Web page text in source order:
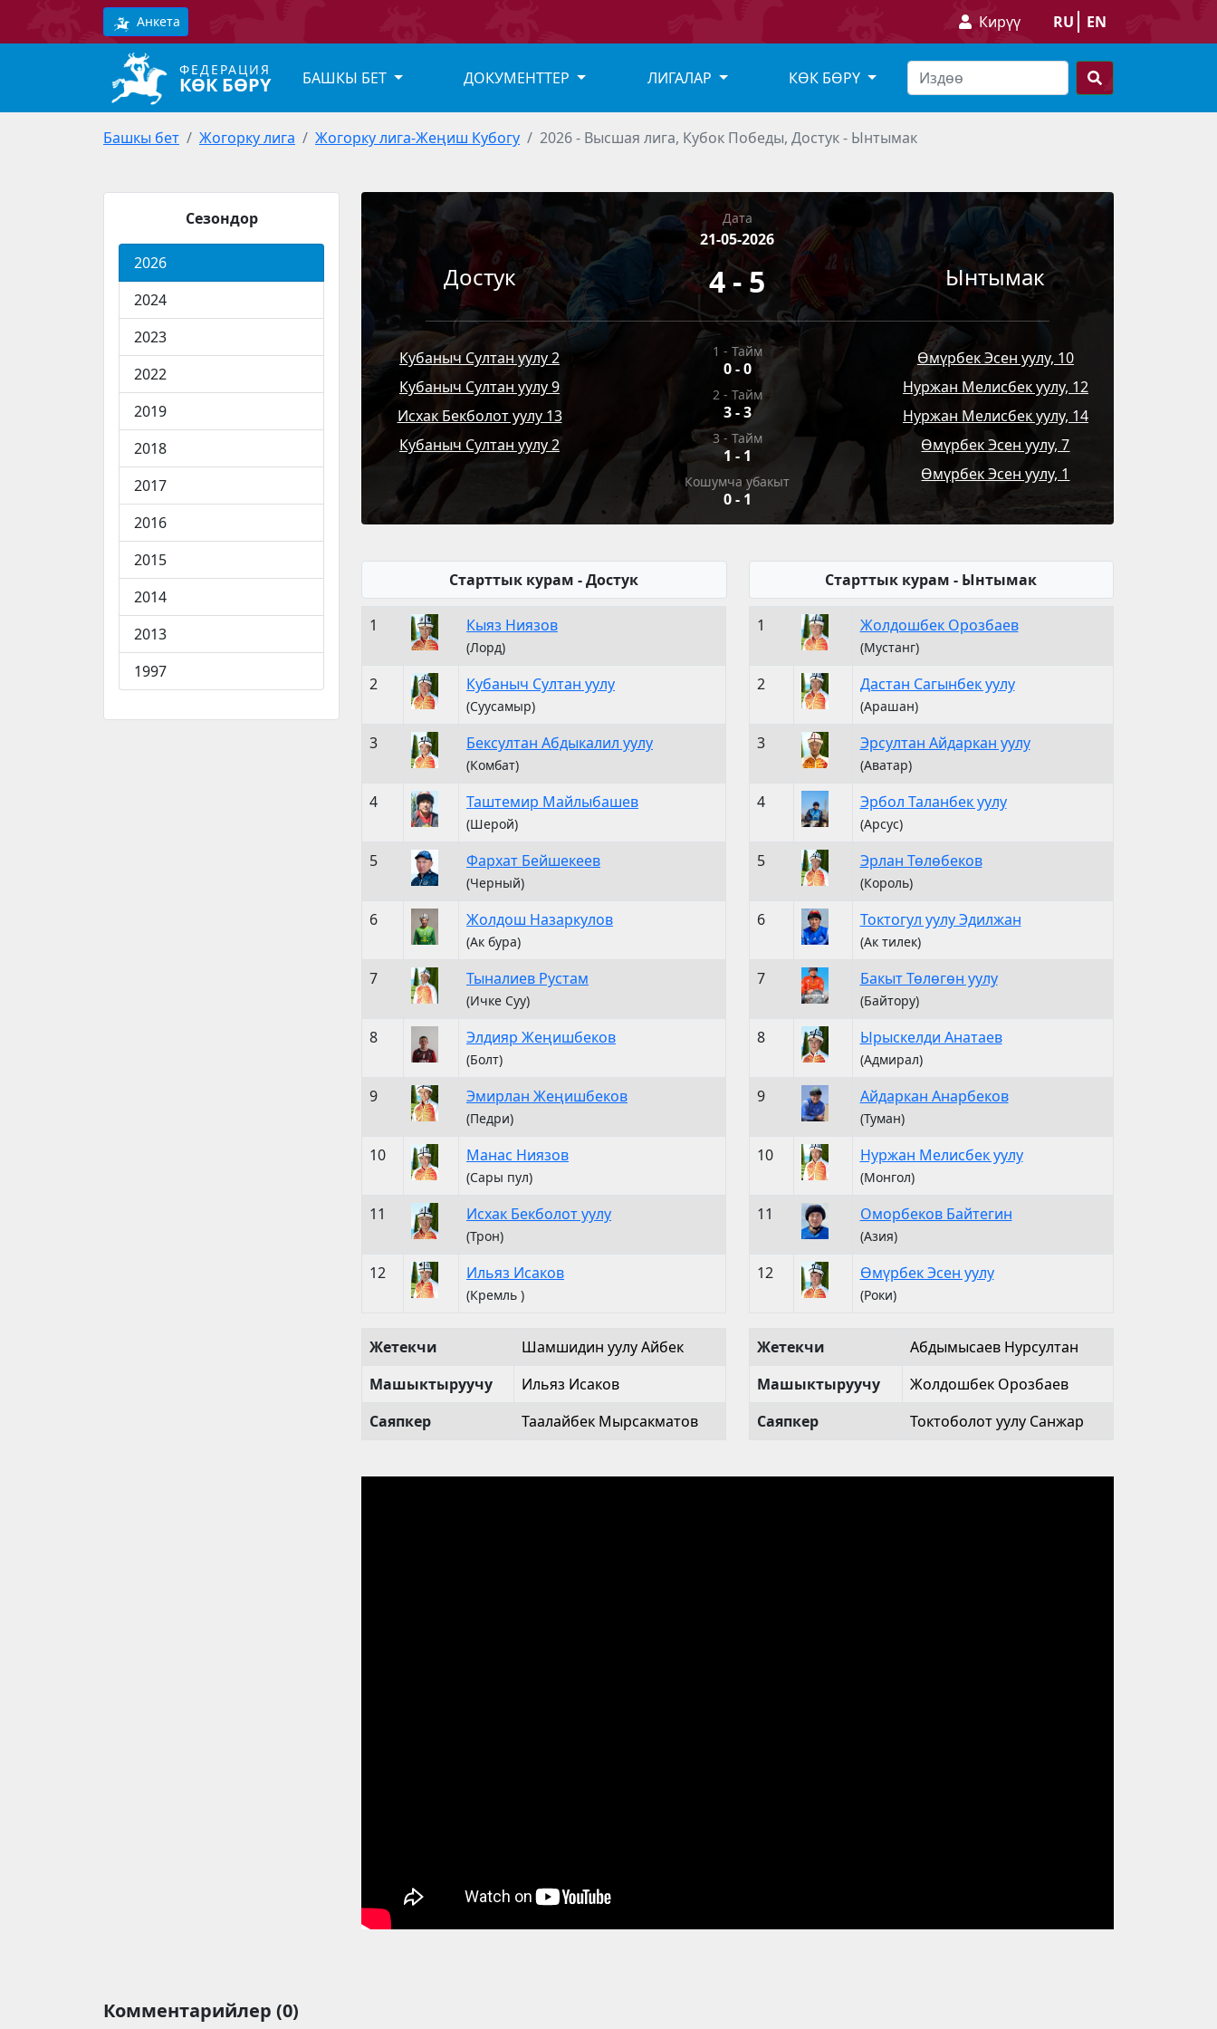
Анкета Кирүү RU EN
ФЕДЕРАЦИЯ
КӨК БӨРҮ БАШКЫ БЕТ ДОКУМЕНТТЕР ЛИГАЛАР КӨК БӨРҮ
Башкы бет Жогорку лига Жогорку лига-Жеңиш Кубогу 2026 - Высшая лига, Кубок Победы, Достук - Ынтымак
Сезондор
2026
2024
2023
2022
2019
2018
2017
2016
2015
2014
2013
1997
Дата
21-05-2026
Достук 4 - 5 Ынтымак
Кубаныч Султан уулу 2
Кубаныч Султан уулу 9
Исхак Бекболот уулу 13
Кубаныч Султан уулу 2
1 - Тайм
0-0
2 - Тайм
3-3
3 - Тайм
1 - 1
Кошумча убакыт
0- 1
Өмүрбек Эсен уулу, 10
Нуржан Мелисбек уулу, 12
Нуржан Мелисбек уулу, 14
Өмүрбек Эсен уулу, 7
Өмүрбек Эсен уулу, 1
Старттык курам - Достук
1 Кыяз Ниязов
(Лорд)
2 Кубаныч Султан уулу
(Суусамыр)
3 Бексултан Абдыкалил уулу
(Комбат)
4 Таштемир Майлыбашев
(Шерой)
5 Фархат Бейшекеев
(Черный)
6 Жолдош Назаркулов
(Ак бура)
7 Тыналиев Рустам
(Ичке Суу)
8 Элдияр Жеңишбеков
(Болт)
9 Эмирлан Жеңишбеков
(Педри)
10 Манас Ниязов
(Сары пул)
11 Исхак Бекболот уулу
(Трон)
12 Ильяз Исаков
(Кремль )
Жетекчи
Шамшидин уулу Айбек
Машыктыруучу
Ильяз Исаков
Саяпкер
Таалайбек Мырсакматов
Старттык курам - Ынтымак
1 Жолдошбек Орозбаев
(Мустанг)
2 Дастан Сагынбек уулу
(Арашан)
3 Эрсултан Айдаркан уулу
(Аватар)
4 Эрбол Таланбек уулу
(Арсус)
5 Эрлан Төлөбеков
(Король)
6 Токтогул уулу Эдилжан
(Ак тилек)
7 Бакыт Төлөгөн уулу
(Байтору)
8 Ырыскелди Анатаев
(Адмирал)
9 Айдаркан Анарбеков
(Туман)
10 Нуржан Мелисбек уулу
(Монгол)
11 Оморбеков Байтегин
(Азия)
12 Өмүрбек Эсен уулу
(Роки)
Жетекчи
Абдымысаев Нурсултан
Машыктыруучу
Жолдошбек Орозбаев
Саяпкер
Токтоболот уулу Санжар
Комментарийлер (0)